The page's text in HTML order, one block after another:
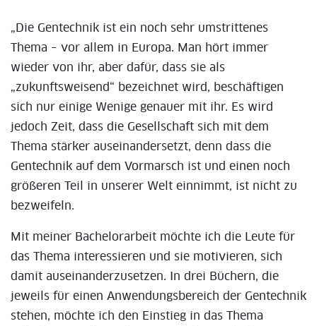
„Die Gentechnik ist ein noch sehr umstrittenes
Thema – vor allem in Europa. Man hört immer
wieder von ihr, aber dafür, dass sie als
„zukunftsweisend“ bezeichnet wird, beschäftigen
sich nur einige Wenige genauer mit ihr. Es wird
jedoch Zeit, dass die Gesellschaft sich mit dem
Thema stärker auseinandersetzt, denn dass die
Gentechnik auf dem Vormarsch ist und einen noch
größeren Teil in unserer Welt einnimmt, ist nicht zu
bezweifeln.
Mit meiner Bachelorarbeit möchte ich die Leute für
das Thema interessieren und sie motivieren, sich
damit auseinanderzusetzen. In drei Büchern, die
jeweils für einen Anwendungsbereich der Gentechnik
stehen, möchte ich den Einstieg in das Thema